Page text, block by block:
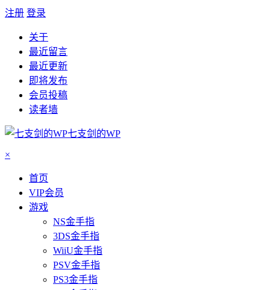
注册 登录
关于
最近留言
最近更新
即将发布
会员投稿
读者墙
七支剑的WP
×
首页
VIP会员
游戏
NS金手指
3DS金手指
WiiU金手指
PSV金手指
PS3金手指